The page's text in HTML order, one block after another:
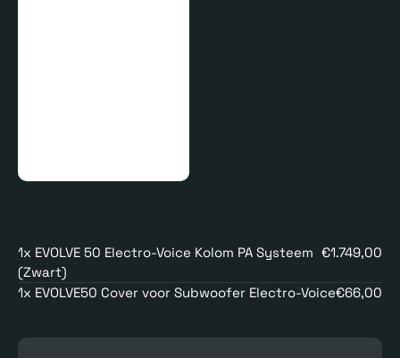
1x EVOLVE 50 Electro-Voice Kolom PA Systeem
(Zwart)
€1.749,00
1x EVOLVE50 Cover voor Subwoofer Electro-Voice€66,00